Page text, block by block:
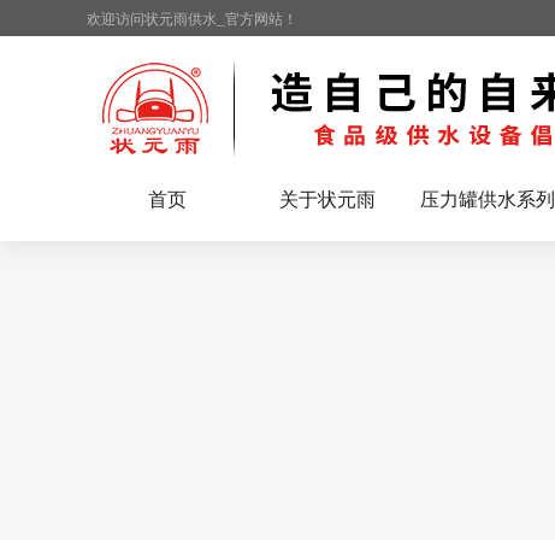
欢迎访问状元雨供水_官方网站！
首页 关于状元雨 压力罐供水系列